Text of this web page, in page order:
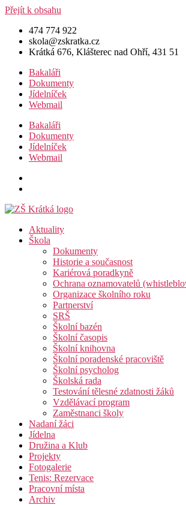
Přejít k obsahu
474 774 922
skola@zskratka.cz
Krátká 676, Klášterec nad Ohří, 431 51
Bakaláři
Dokumenty
Jídelníček
Webmail
Bakaláři
Dokumenty
Jídelníček
Webmail
Aktuality
Škola
Dokumenty
Historie a současnost
Kariérová poradkyně
Ochrana oznamovatelů
Organizace školního roku
Partnerství
SRŠ
Školní bazén
Školní časopis
Školní knihovna
Školní poradenské pracoviště
Školní psycholog
Školská rada
Testování tělesné zdatnosti žáků
Vzdělávací program
Zaměstnanci školy
Nadaní žáci
Jídelna
Družina a Klub
Projekty
Fotogalerie
Tenis: Rezervace
Pracovní místa
Archiv